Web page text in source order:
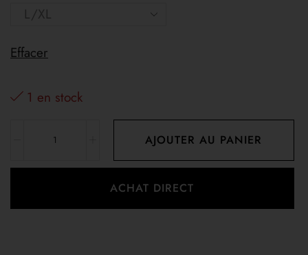
Effacer
1 en stock
AJOUTER AU PANIER
ACHAT DIRECT